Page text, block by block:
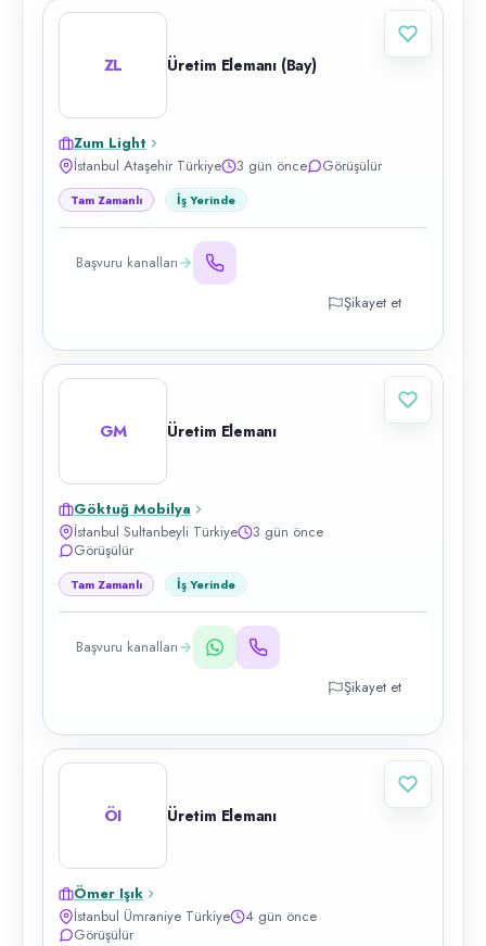
ZL Üretim Elemanı (Bay)
Zum Light
İstanbul Ataşehir Türkiye
3 gün önce Görüşülür
Tam Zamanlı İş Yerinde
Başvuru kanalları
Şikayet et
GM Üretim Elemanı
Göktuğ Mobilya
İstanbul Sultanbeyli Türkiye
3 gün önce
Görüşülür
Tam Zamanlı İş Yerinde
Başvuru kanalları
Şikayet et
ÖI Üretim Elemanı
Ömer Işık
İstanbul Ümraniye Türkiye
4 gün önce
Görüşülür